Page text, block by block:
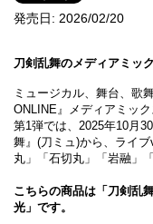
発売日: 2026/02/20
刀剣乱舞のメディアミッ
ミュージカル、舞台、
ONLINE』メディアミッ
第1弾では、2025年10月
舞』(刀ミュ)から、ライ
丸」「石切丸」「岩融」
こちらの商品は「刀剣乱
光」です。